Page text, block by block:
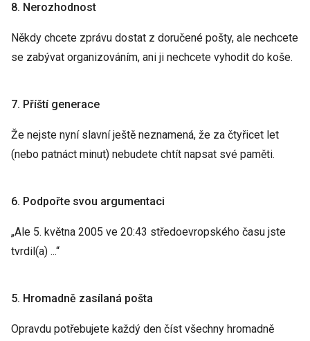
8. Nerozhodnost
Někdy chcete zprávu dostat z doručené pošty, ale nechcete
se zabývat organizováním, ani ji nechcete vyhodit do koše.
7. Příští generace
Že nejste nyní slavní ještě neznamená, že za čtyřicet let
(nebo patnáct minut) nebudete chtít napsat své paměti.
6. Podpořte svou argumentaci
„Ale 5. května 2005 ve 20:43 středoevropského času jste
tvrdil(a) ...“
5. Hromadně zasílaná pošta
Opravdu potřebujete každý den číst všechny hromadně